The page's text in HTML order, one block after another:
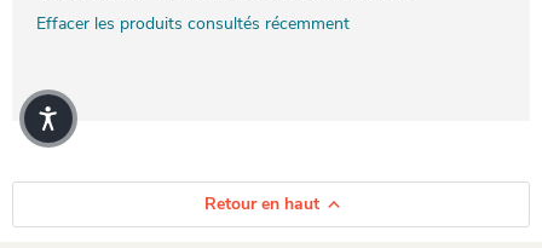
Effacer les produits consultés récemment
Retour en haut